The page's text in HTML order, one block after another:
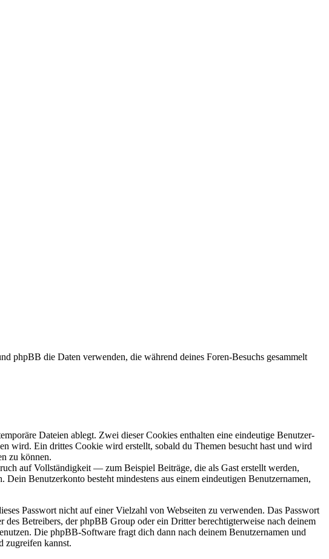
die Daten verwenden, die während deines Foren-Besuchs gesammelt
Dateien ablegt. Zwei dieser Cookies enthalten eine eindeutige Benutzer-
wird. Ein drittes Cookie wird erstellt, sobald du Themen besucht hast und wird
zu können.
auf Vollständigkeit — zum Beispiel Beiträge, die als Gast erstellt werden,
Benutzerkonto besteht mindestens aus einem eindeutigen Benutzernamen,
Passwort nicht auf einer Vielzahl von Webseiten zu verwenden. Das Passwort
Betreibers, der phpBB Group oder ein Dritter berechtigterweise nach deinem
Die phpBB-Software fragt dich dann nach deinem Benutzernamen und
zugreifen kannst.